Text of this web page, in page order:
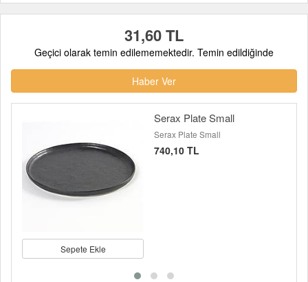
31,60 TL
Geçici olarak temin edilememektedir. Temin edildiğinde
Haber Ver
Sepete Ekle
Serax Plate Small
Serax Plate Small
740,10 TL